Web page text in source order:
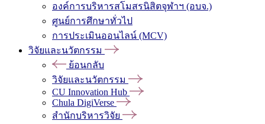
องค์การบริหารสโมสรนิสิตจุฬาฯ (อบจ.)
ศูนย์การศึกษาทั่วไป
การประเมินออนไลน์ (MCV)
วิจัยและนวัตกรรม
ย้อนกลับ
วิจัยและนวัตกรรม
CU Innovation Hub
Chula DigiVerse
สำนักบริหารวิจัย